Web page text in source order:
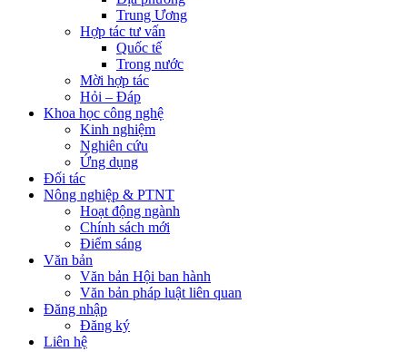
Trung Ương
Hợp tác tư vấn
Quốc tế
Trong nước
Mời hợp tác
Hỏi – Đáp
Khoa học công nghệ
Kinh nghiệm
Nghiên cứu
Ứng dụng
Đối tác
Nông nghiệp & PTNT
Hoạt động ngành
Chính sách mới
Điểm sáng
Văn bản
Văn bản Hội ban hành
Văn bản pháp luật liên quan
Đăng nhập
Đăng ký
Liên hệ